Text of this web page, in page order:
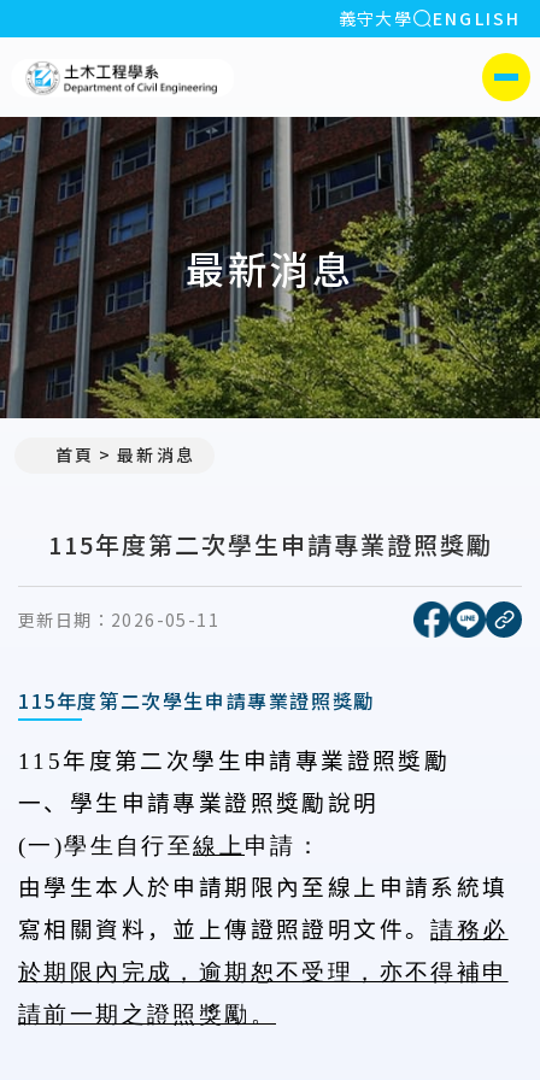
:::
義守大學 全站搜索
ENGLISH
側選單
最新消息
首頁 最新消息
115年度第二次學生申請專業證照獎勵
更新日期： 2026-05-11 [另開新
[另開
複
115年度第二次學生申請專業證照獎勵
115年度第二次學生申請專業證照獎勵
一、學生申請專業證照獎勵說明
(一)學生自行至線上 申請：
由學生本人於申請期限內至線上申請系統填
寫相關資料，並上傳證照證明文件。請務必
於期限內完成，逾期恕不受理，亦不得補申
請前一期之證照獎勵。